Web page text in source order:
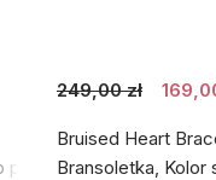
próby 925
249,00 zł
Bruised Heart
Bransoletka, Kolor